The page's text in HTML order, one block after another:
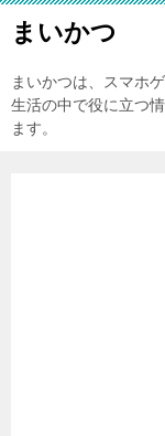
まいかつ
まいかつは、スマホ
生活の中で役に立つ
ます。